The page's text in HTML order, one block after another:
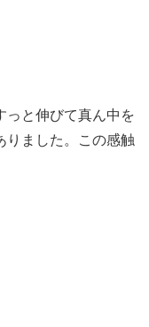
っと伸びて真ん中を
りました。この感触